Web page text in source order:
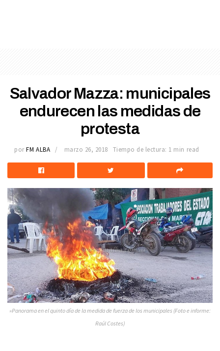
Salvador Mazza: municipales
endurecen las medidas de
protesta
por FM ALBA marzo 26, 2018 Tiempo de lectura: 1 min read
»Panorama en el quinto día de la medida de fuerza de los municipales (Foto e informe:
Raúl Costes)